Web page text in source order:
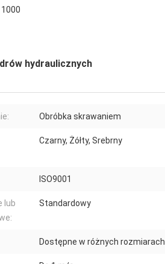
1000
hydraulicznych
Obróbka skrawaniem
Czarny, Żółty, Srebrny
ISO9001
lub
Standardowy
Dostępne w różnych rozmiarach